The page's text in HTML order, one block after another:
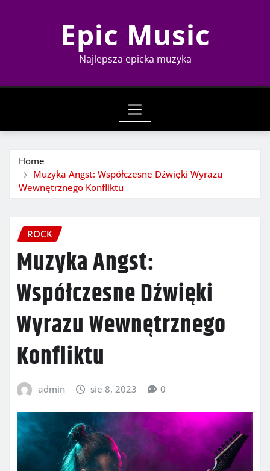
Epic Music
Najlepsza epicka muzyka
Home
Muzyka Angst: Współczesne Dźwięki Wyrazu
Wewnętrznego Konfliktu
ROCK
Muzyka Angst:
Współczesne Dźwięki
Wyrazu Wewnętrznego
Konfliktu
admin sie 8, 2023 0